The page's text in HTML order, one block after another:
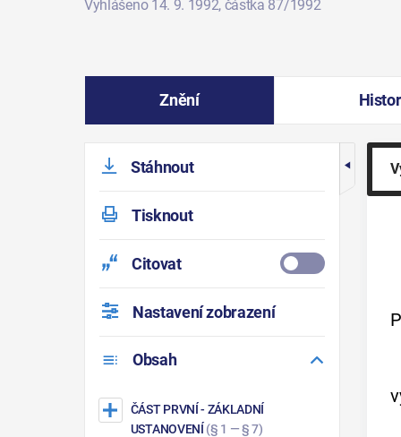
Vyhlášeno 14. 9. 1992, částka 87/1992
Znění
Stáhnout
Tisknout
Citovat
Nastavení zobrazení
Obsah
ČÁST PRVNÍ- ZÁKLADNÍ
USTANOVENÍ (§ 1 — § 7)